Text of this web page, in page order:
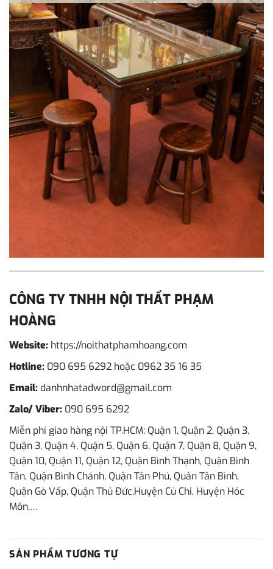
CÔNG TY TNHH NỘI THẤT PHẠM
HOÀNG
Website: https://noithatphamhoang.com
Hotline: 090 695 6292 hoặc 0962 35 16 35
Email: danhnhatadword@gmail.com
Zalo/ Viber: 090 695 6292
Miễn phí giao hàng nội TP.HCM: Quận 1, Quận 2, Quận 3,
Quận 3, Quận 4, Quận 5, Quận 6, Quận 7, Quận 8, Quận 9,
Quận 10, Quận 11, Quận 12, Quận Bình Thạnh, Quận Bình
Tân, Quận Bình Chánh, Quận Tân Phú, Quân Tân Bình,
Quận Gò Vấp, Quận Thủ Đức,Huyện Củ Chi, Huyện Hóc
Môn,…
SẢN PHẨM TƯƠNG TỰ